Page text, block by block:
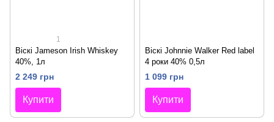
1
Віскі Jameson Irish Whiskey
40%, 1л
2 249 грн
Купити
Віскі Johnnie Walker Red label
4 роки 40% 0,5л
1 099 грн
Купити